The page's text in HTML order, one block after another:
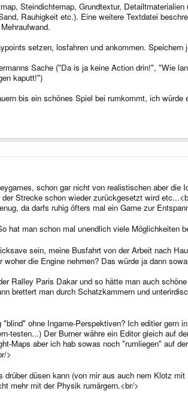
Steindichtemap, Grundtextur,
Rauhigkeit etc.). Eine weitere Textdatei
setzen, losfahren und ankommen. Speichern
Sache ("Da is ja keine Action drin!", "Wie
kaputt!")
bis ein schönes Spiel bei rumkommt, ich
schon gar nicht von realistischen aber
Strecke schon wieder zurückgesetzt wird
da darfs ruhig öfters mal ein Game zur
hat man schon mal unendlich viele Möglichkeiten
sein, meine Busfahrt von der Arbeit nach
die Engine nehmen? Das würde ja dann
Ralley Paris Dakar und so hätte man auch
brettert man durch Schatzkammern und
ohne Ingame-Perspektiven? Ich editier gern
testen...) Der Burner währe ein Editor gleich auf
Maps aber ich hab sowas noch "rumliegen" auf
>
düsen kann (von mir aus auch nem Klotz
mehr mit der Physik rumärgern.<br/>